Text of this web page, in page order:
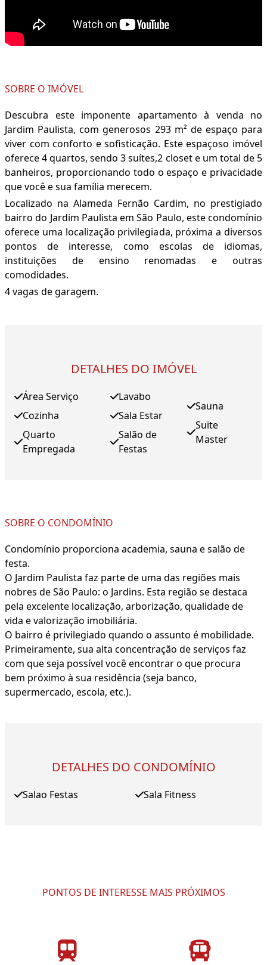
SOBRE O IMÓVEL
Descubra este imponente apartamento à venda no
Jardim Paulista, com generosos 293 m² de espaço para
viver com conforto e sofisticação. Este espaçoso imóvel
oferece 4 quartos, sendo 3 suítes,2 closet e um total de 5
banheiros, proporcionando todo o espaço e privacidade
que você e sua família merecem.
Localizado na Alameda Fernão Cardim, no prestigiado
bairro do Jardim Paulista em São Paulo, este condomínio
oferece uma localização privilegiada, próxima a diversos
pontos de interesse, como escolas de idiomas,
instituições de ensino renomadas e outras
comodidades.
4 vagas de garagem.
DETALHES DO IMÓVEL
Área Serviço
Cozinha
Quarto
Empregada
Lavabo
Sala Estar
Salão de
Festas
Sauna
Suite
Master
SOBRE O CONDOMÍNIO
Condomínio proporciona academia, sauna e salão de
festa.
O Jardim Paulista faz parte de uma das regiões mais
nobres de São Paulo: o Jardins. Esta região se destaca
pela excelente localização, arborização, qualidade de
vida e valorização imobiliária.
O bairro é privilegiado quando o assunto é mobilidade.
Primeiramente, sua alta concentração de serviços faz
com que seja possível você encontrar o que procura
bem próximo à sua residência (seja banco,
supermercado, escola, etc.).
DETALHES DO CONDOMÍNIO
Salao Festas Sala Fitness
PONTOS DE INTERESSE MAIS PRÓXIMOS